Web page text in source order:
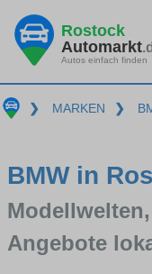
Rostock
Automarkt
Autos einfach finden
❯ MARKEN ❯
BMW in
Angebote